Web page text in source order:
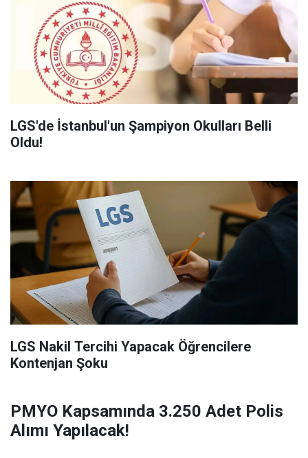
LGS'de İstanbul'un Şampiyon Okulları Belli
Oldu!
LGS Nakil Tercihi Yapacak Öğrencilere
Kontenjan Şoku
PMYO Kapsamında 3.250 Adet Polis
Alımı Yapılacak!